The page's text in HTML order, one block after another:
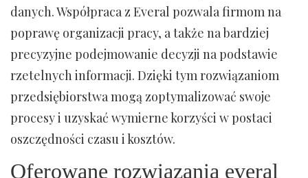
danych. Współpraca z Everal pozwala firmom na
poprawę organizacji pracy, a także na bardziej
precyzyjne podejmowanie decyzji na podstawie
rzetelnych informacji. Dzięki tym rozwiązaniom
przedsiębiorstwa mogą zoptymalizować swoje
procesy i uzyskać wymierne korzyści w postaci
oszczędności czasu i kosztów.
Oferowane rozwiązania everal